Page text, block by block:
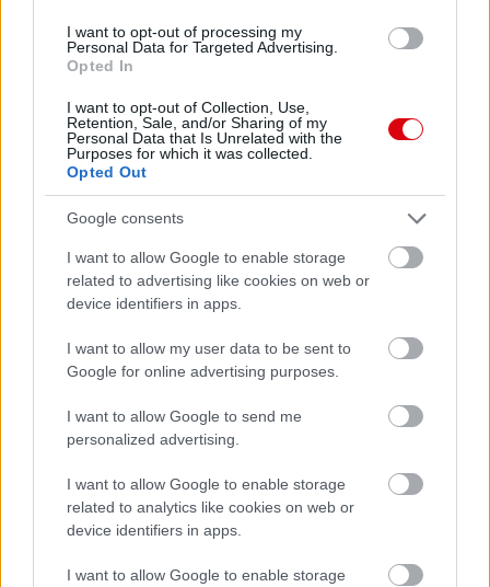
I want to opt-out of processing my
Personal Data for Targeted Advertising.
Opted In
I want to opt-out of Collection, Use,
Retention, Sale, and/or Sharing of my
Personal Data that Is Unrelated with the
Purposes for which it was collected.
Opted Out
Google consents
I want to allow Google to enable storage
related to advertising like cookies on web or
device identifiers in apps.
I want to allow my user data to be sent to
Google for online advertising purposes.
I want to allow Google to send me
personalized advertising.
I want to allow Google to enable storage
related to analytics like cookies on web or
device identifiers in apps.
I want to allow Google to enable storage
Meccs Center
Paris Saint-Germain
Manchester United
Felkészülési szezon 4. mérkőzés
2026-08-08 17:00
Leeds United Manchester United
AC MilanvsManchester United2026-08-15 18:00